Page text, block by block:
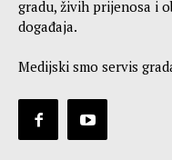
gradu, živih prijenosa i
događaja.
Medijski smo servis